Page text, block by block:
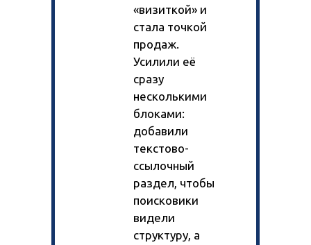
«визиткой» и
стала точкой
продаж.
Усилили её
сразу
несколькими
блоками:
добавили
текстово-
ссылочный
раздел, чтобы
поисковики
видели
структуру, а